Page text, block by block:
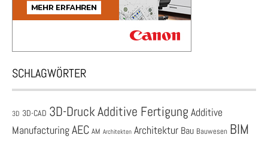
SCHLAGWÖRTER
3D 3D-CAD 3D-DruckAdditive Fertigung Additive
ManufacturingAEC AM Architekten Architektur Bau Bauwesen BIM